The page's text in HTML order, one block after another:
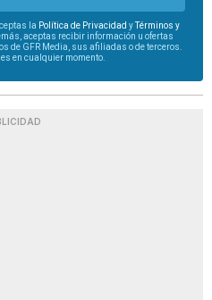
la Política de Privacidad yTérminos y
aceptas recibir información u ofertas
de GFR Media, sus afiliadas o de terceros.
en cualquier momento.